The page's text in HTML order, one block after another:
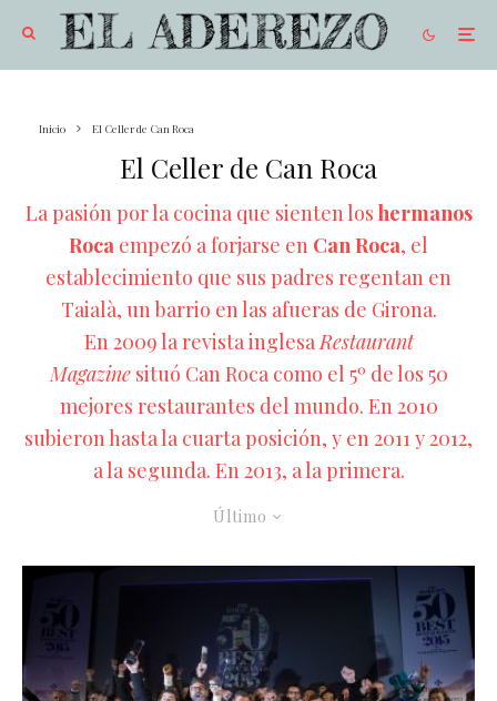
Inicio El Celler de Can Roca
El Celler de Can Roca
La pasión por la cocina que sienten los hermanos
Roca empezó a forjarse en Can Roca, el
establecimiento que sus padres regentan en
Taialà, un barrio en las afueras de Girona.
En 2009 la revista inglesaRestaurant
Magazinesituó Can Roca como el 5º de los 50
mejores restaurantes del mundo. En 2010
subieron hasta la cuarta posición, y en 2011 y 2012,
a la segunda. En 2013, a la primera.
Último